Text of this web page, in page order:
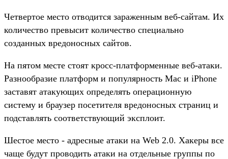
Четвертое место отводится зараженным веб-сайтам. Их
количество превысит количество специально
созданных вредоносных сайтов.
На пятом месте стоят кросс-платформенные веб-атаки.
Разнообразие платформ и популярность Mac и iPhone
заставят атакующих определять операционную
систему и браузер посетителя вредоносных страниц и
подставлять соответствующий эксплоит.
Шестое место - адресные атаки на Web 2.0. Хакеры все
чаще будут проводить атаки на отдельные группы по